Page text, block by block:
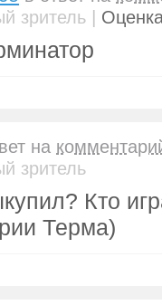
зритель |
на
зритель
Кто
Терма)